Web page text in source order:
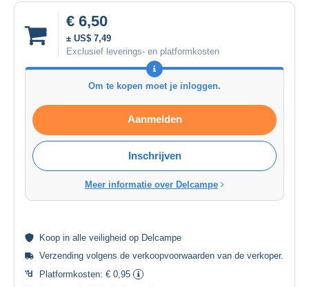
€ 6,50
± US$ 7,49
Exclusief leverings- en platformkosten
Om te kopen moet je inloggen.
Aanmelden
Inschrijven
Meer informatie over Delcampe
Koop in alle veiligheid op Delcampe
Verzending volgens de verkoopvoorwaarden van de verkoper.
Platformkosten: € 0,95